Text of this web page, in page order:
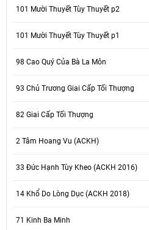
101 Mười Thuyết Tùy Thuyết p2
101 Mười Thuyết Tùy Thuyết p1
98 Cao Quý Của Bà La Môn
93 Chủ Trương Giai Cấp Tối Thượng
82 Giai Cấp Tối Thượng
2 Tâm Hoang Vu (ACKH)
33 Đức Hạnh Tùy Kheo (ACKH 2016)
14 Khổ Do Lòng Dục (ACKH 2018)
71 Kinh Ba Minh